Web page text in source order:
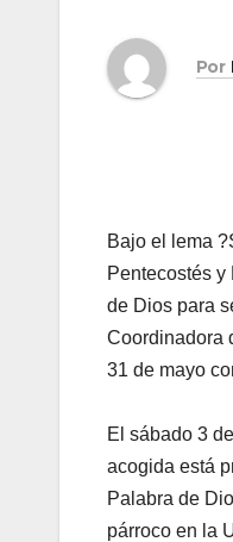
Por
Bajo el lema
Pentecostés
de Dios para
Coordinadora
31 de mayo
El sábado 3
acogida está
Palabra de
párroco en la